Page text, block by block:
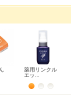
薬用リンクル
エッ...